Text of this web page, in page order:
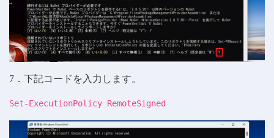
7．下記コードを入力します。
Set-ExecutionPolicy RemoteSigned